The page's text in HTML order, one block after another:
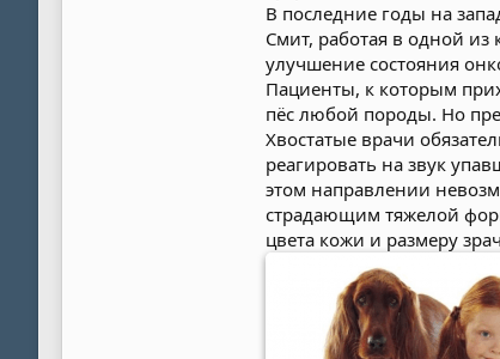
В последние годы на
Смит, работая в одной
улучшение состояния
Пациенты, к которым
пёс любой породы. Но
Хвостатые врачи
реагировать на звук
этом направлении
страдающим тяжелой
цвета кожи и размеру